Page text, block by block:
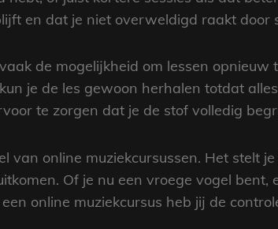
en dat je niet overweldigd raakt door
de mogelijkheid om lessen opnieuw
je de les gewoon herhalen totdat
te zorgen dat je de stof volledig
van online muziekcursussen. Het stelt
Of je nu een vroege vogel
online muziekcursus heb jij de